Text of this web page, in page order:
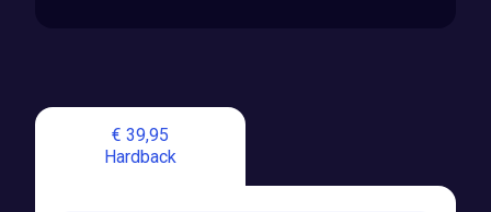
€ 39,95
Hardback